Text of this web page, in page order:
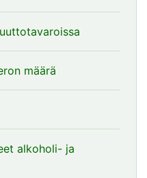
määrä
alkoholi- ja